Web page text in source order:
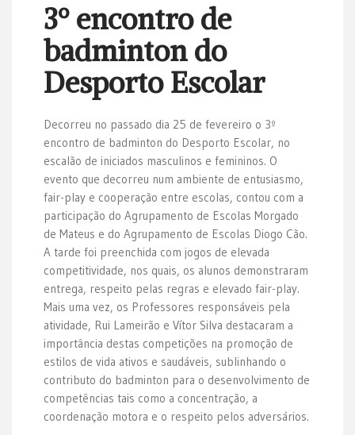
3º encontro de
badminton do
Desporto Escolar
Decorreu no passado dia 25 de fevereiro o 3º
encontro de badminton do Desporto Escolar, no
escalão de iniciados masculinos e femininos. O
evento que decorreu num ambiente de entusiasmo,
fair-play e cooperação entre escolas, contou com a
participação do Agrupamento de Escolas Morgado
de Mateus e do Agrupamento de Escolas Diogo Cão.
A tarde foi preenchida com jogos de elevada
competitividade, nos quais, os alunos demonstraram
entrega, respeito pelas regras e elevado fair-play.
Mais uma vez, os Professores responsáveis pela
atividade, Rui Lameirão e Vítor Silva destacaram a
importância destas competições na promoção de
estilos de vida ativos e saudáveis, sublinhando o
contributo do badminton para o desenvolvimento de
competências tais como a concentração, a
coordenação motora e o respeito pelos adversários.